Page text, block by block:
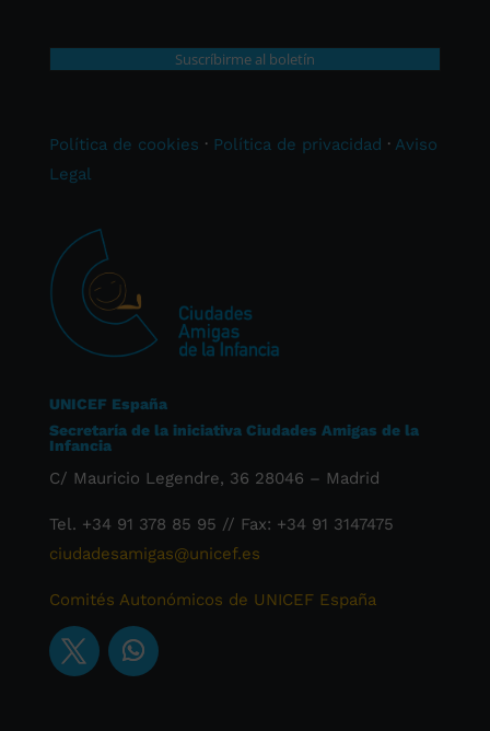
Política de cookies · Política de privacidad · Aviso
Legal
UNICEF España
Secretaría de la iniciativa Ciudades Amigas de la
Infancia
C/ Mauricio Legendre, 36 28046 – Madrid
Tel. +34 91 378 85 95 // Fax: +34 91 3147475
ciudadesamigas@unicef.es
Comités Autonómicos de UNICEF España